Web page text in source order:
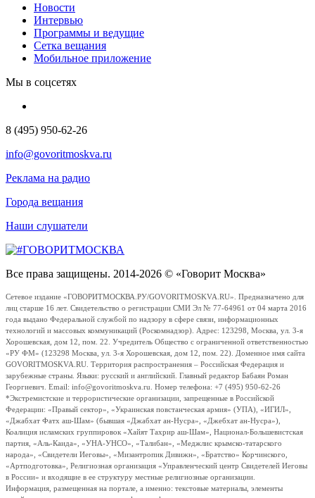
Новости
Интервью
Программы и ведущие
Сетка вещания
Мобильное приложение
Мы в соцсетях
8 (495) 950-62-26
info@govoritmoskva.ru
Реклама на радио
Города вещания
Наши слушатели
Все права защищены. 2014-2026 © «Говорит Москва»
Сетевое издание «ГОВОРИТМОСКВА.РУ/GOVORITMOSKVA.RU». Предназначено для
лиц старше 16 лет. Свидетельство о регистрации СМИ Эл № 77-64961 от 04 марта 2016
года выдано Федеральной службой по надзору в сфере связи, информационных
технологий и массовых коммуникаций (Роскомнадзор). Адрес: 123298, Москва, ул. 3-я
Хорошевская, дом 12, пом. 22. Учредитель Общество с ограниченной ответственностью
«РУ ФМ» (123298 Москва, ул. 3-я Хорошевская, дом 12, пом. 22). Доменное имя сайта
GOVORITMOSKVA.RU. Территория распространения – Российская Федерация и
зарубежные страны. Языки: русский и английский. Главный редактор Бабаян Роман
Георгиевич. Email: info@govoritmoskva.ru. Номер телефона: +7 (495) 950-62-26
*Экстремистские и террористические организации, запрещенные в Российской
Федерации: «Правый сектор», «Украинская повстанческая армия» (УПА), «ИГИЛ»,
«Джабхат Фатх аш-Шам» (бывшая «Джабхат ан-Нусра», «Джебхат ан-Нусра»),
Коалиция исламских группировок «Хайят Тахрир аш-Шам», Национал-Большевистская
партия, «Аль-Каида», «УНА-УНСО», «Талибан», «Меджлис крымско-татарского
народа», «Свидетели Иеговы», «Мизантропик Дивижн», «Братство» Корчинского,
«Артподготовка», Религиозная организация «Управленческий центр Свидетелей Иеговы
в России» и входящие в ее структуру местные религиозные организации.
Информация, размещенная на портале, а именно: текстовые материалы, элементы